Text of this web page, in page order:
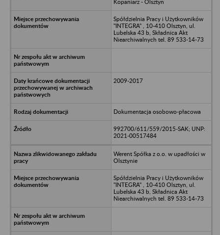
Kopaniarz - Olsztyn
Spółdzielnia Pracy i Użytkowników
"INTEGRA" , 10-410 Olsztyn, ul.
Lubelska 43 b, Składnica Akt
Niearchiwalnych tel. 89 533-14-73
2009-2017
Dokumentacja osobowo-płacowa
992700/611/559/2015-SAK; UNP:
2021-00517484
Werent Spółka z o.o. w upadłości w
Olsztynie
Spółdzielnia Pracy i Użytkowników
"INTEGRA" , 10-410 Olsztyn, ul.
Lubelska 43 b, Składnica Akt
Niearchiwalnych tel. 89 533-14-73